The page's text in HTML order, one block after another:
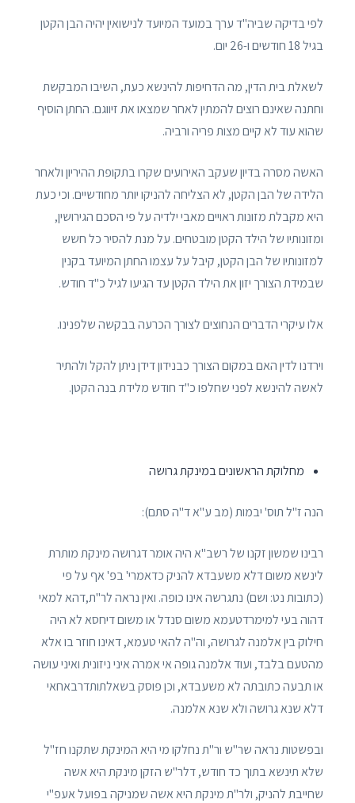
לפי בדיקה שביה"ד ערך במועד המיועד לנישואין יהיה הבן הקטן
בגיל 18 חודשים ו-26 יום.
לשאלת בית הדין, מה הדחיפות להינשא כעת, השיבו המבקשת
וחתנה שאינם רוצים להמתין לאחר שמצאו את זיווגם. החתן הוסיף
שהוא עוד לא קיים מצות פריה ורביה.
האשה מסרה בדיון שעקב האירועים שקרו בתקופת ההיריון ולאחר
הלידה של הבן הקטן, לא הצליחה להניקו יותר מחודשיים. וכי כעת
היא מקבלת מזונות ראויים מאבי ילדיה על פי הסכם הגירושין,
ומזונותיו של הילד הקטן מובטחים. על מנת להסיר כל חשש
למזונותיו של הבן הקטן, קיבל על עצמו החתן המיועד בקנין
שבמידת הצורך יזון את הילד הקטן עד הגיעו לגיל כ"ד חודש.
אלו עיקרי הדברים הנחוצים לצורך הכרעה בבקשה שלפנינו.
וירדנו לדין האם במקום הצורך כבנידון דידן ניתן להקל ולהתיר
לאשה להינשא לפני שחלפו כ"ד חודש מלידת בנה הקטן.
מחלוקת הראשונים במינקת גרושה
הנה ז"ל תוס' יבמות (מב ע"א ד"ה סתם):
רבינו שמשון זקנו של רשב"א היה אומר דגרושה מינקת מותרת
לינשא משום דלא משעבדא להניק כדאמרי' בפ' אף על פי
(כתובות נט: ושם) נתגרשה אינו כופה. ואין נראה לר"ת,דהא למאי
דהוה בעי למימרדטעמא משום סנדל או משום דיחסא לא היה
חילוק בין אלמנה לגרושה, וה"ה להאי טעמא, דאינו חוזר בו אלא
מהטעם בלבד, ועוד אלמנה גופה אי אמרה איני ניזונית ואיני עושה
או תבעה כתובתה לא משעבדא, וכן פוסק בשאלתותדרבאחאי
דלא שנא גרושה ולא שנא אלמנה.
ובפשטות נראה שר"ש ור"ת נחלקו מי היא המינקת שתקנו חז"ל
שלא תינשא בתוך כד חודש, דלר"ש הזקן מינקת היא אשה
שחייבת להניק, ולר"ת מינקת היא אשה שמניקה בפועל אעפ"י